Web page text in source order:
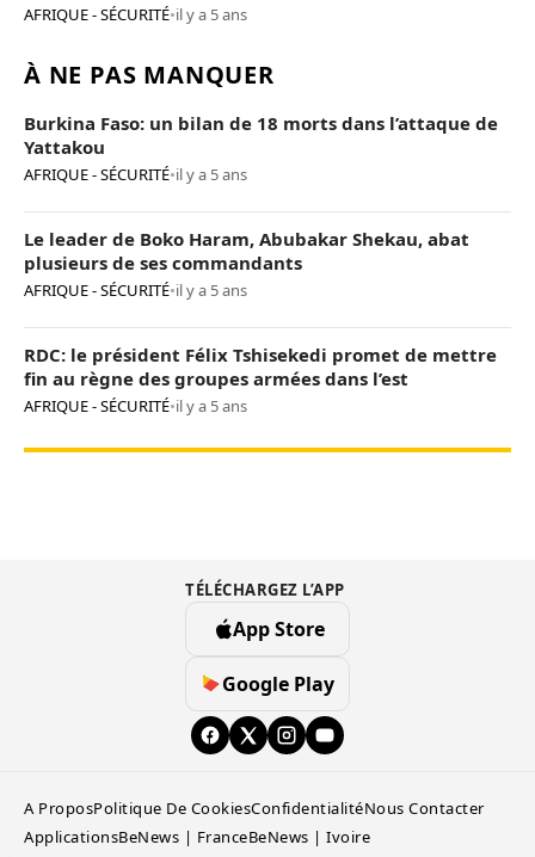
AFRIQUE - SÉCURITÉ•il y a 5 ans
À NE PAS MANQUER
Burkina Faso: un bilan de 18 morts dans l’attaque de
Yattakou
AFRIQUE - SÉCURITÉ•il y a 5 ans
Le leader de Boko Haram, Abubakar Shekau, abat
plusieurs de ses commandants
AFRIQUE - SÉCURITÉ•il y a 5 ans
RDC: le président Félix Tshisekedi promet de mettre
fin au règne des groupes armées dans l’est
AFRIQUE - SÉCURITÉ•il y a 5 ans
TÉLÉCHARGEZ L’APP
App Store
Google Play
A ProposPolitique De CookiesConfidentialitéNous Contacter
ApplicationsBeNews | FranceBeNews | Ivoire